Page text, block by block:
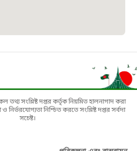
হটলাইন
নৌ-পরিবহন হটলাইন
তথ্য সংশ্লিষ্ট দপ্তর কর্তৃক নিয়মিত হালনাগাদ করা
নির্ভরযোগ্যতা নিশ্চিত করতে সংশ্লিষ্ট দপ্তর সর্বদা
সচেষ্ট।